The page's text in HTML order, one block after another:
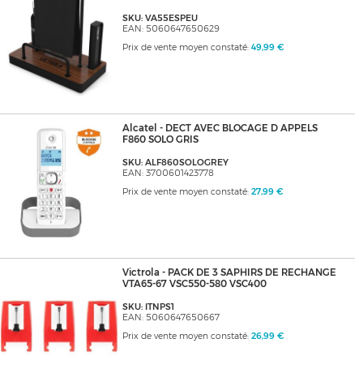
SKU: VA55ESPEU
EAN: 5060647650629
Prix de vente moyen constaté: 49,99 €
Alcatel - DECT AVEC BLOCAGE D APPELS
F860 SOLO GRIS
SKU: ALF860SOLOGREY
EAN: 3700601423778
Prix de vente moyen constaté: 27,99 €
Victrola - PACK DE 3 SAPHIRS DE RECHANGE
VTA65-67 VSC550-580 VSC400
SKU: ITNPS1
EAN: 5060647650667
Prix de vente moyen constaté: 26,99 €